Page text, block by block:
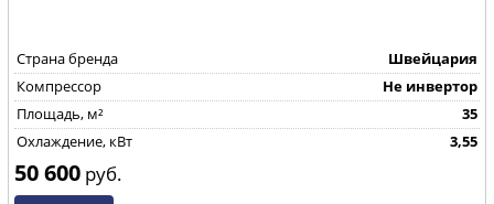
Страна бренда
Швейцария
Компрессор
Не инвертор
Площадь, м²
35
Охлаждение, кВт
3,55
50 600 руб.